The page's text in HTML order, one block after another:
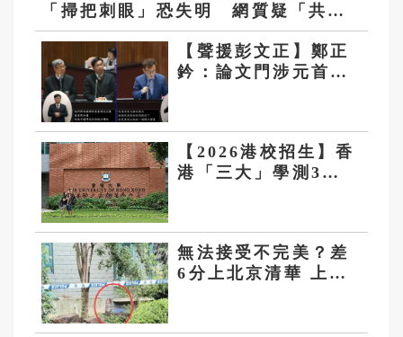
「掃把刺眼」恐失明 網質疑「共融
教育」
【聲援彭文正】鄭正
鈐：論文門涉元首誠
【2026港校招生】香
港「三大」學測3科
無法接受不完美？差
6分上北京清華 上海